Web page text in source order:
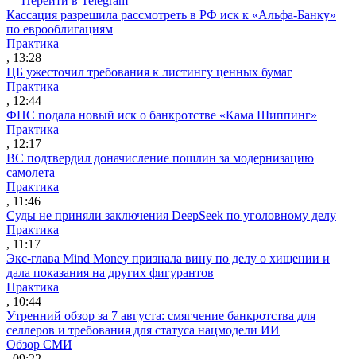
Кассация разрешила рассмотреть в РФ иск к «Альфа-Банку»
по еврооблигациям
Практика
, 13:28
ЦБ ужесточил требования к листингу ценных бумаг
Практика
, 12:44
ФНС подала новый иск о банкротстве «Кама Шиппинг»
Практика
, 12:17
ВС подтвердил доначисление пошлин за модернизацию
самолета
Практика
, 11:46
Суды не приняли заключения DeepSeek по уголовному делу
Практика
, 11:17
Экс-глава Mind Money признала вину по делу о хищении и
дала показания на других фигурантов
Практика
, 10:44
Утренний обзор за 7 августа: смягчение банкротства для
селлеров и требования для статуса нацмодели ИИ
Обзор СМИ